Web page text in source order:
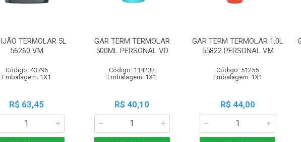
TERMOLAR 5L
56260 VM
Código: 43796
Embalagem: 1X1
R$ 63,45
GAR TERM TERMOLAR
500ML PERSONAL VD
Código: 114232
Embalagem: 1X1
R$ 40,10
GAR TERM TERMOLAR 1,0L
55822 PERSONAL VM
Código: 51255
Embalagem: 1X1
R$ 44,00